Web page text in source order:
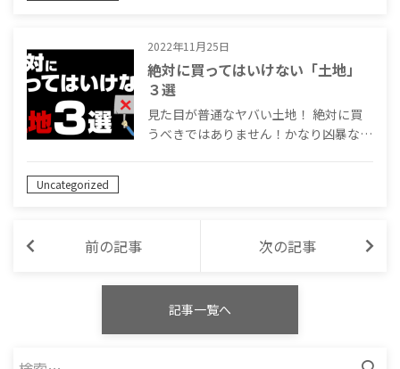
2022年11月25日
絶対に買ってはいけない「土地」
３選
見た目が普通なヤバい土地！ 絶対に買
うべきではありません！かなり凶暴な…
Uncategorized
前の記事 次の記事
記事一覧へ